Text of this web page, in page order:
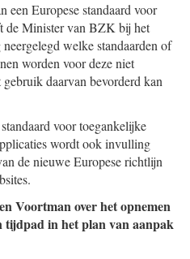
een Europese standaard voor
de Minister van BZK bij het
welke standaarden of
worden voor deze niet
daarvan bevorderd kan
voor toegankelijke
wordt ook invulling
de nieuwe Europese richtlijn
Voortman over het opnemen
tijdpad in het plan van aanpak